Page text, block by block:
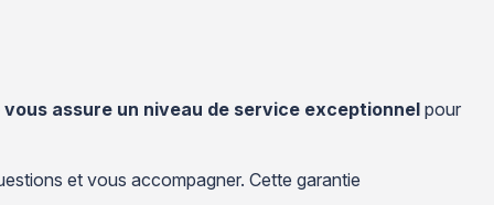
assure un niveau de service exceptionnelpour
et vous accompagner. Cette garantie